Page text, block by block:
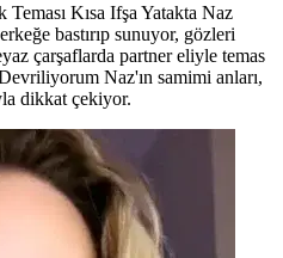
Kısa Ifşa Yatakta Naz
bastırıp sunuyor, gözleri
çarşaflarda partner eliyle temas
Naz'ın samimi anları,
dikkat çekiyor.